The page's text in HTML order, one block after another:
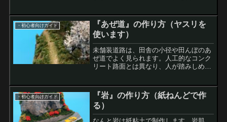
考にして、ぜひ制作をチャレンジしてく
ださい。重曹（じゅう...
・初心者向けガイド
『あぜ道』の作り方（ヤスリを
使います）
未舗装道路は、田舎の小径や田んぼのあ
ぜ道でよく見られます。人工的なコンク
リート路面とは異なり、人が踏みしめた
て作る方法を紹介します。方法は簡単で
すが、実物はとても本物らし...
・初心者向けガイド
『岩』の作り方（紙ねんどで作
る）